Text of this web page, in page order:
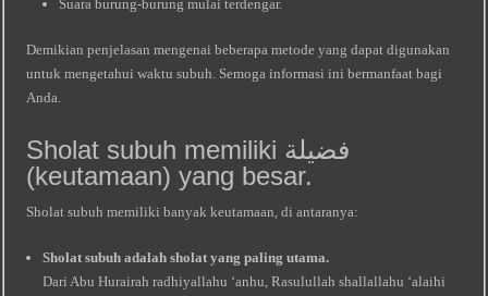
Suara burung-burung mulai terdengar.
Demikian penjelasan mengenai beberapa metode yang dapat digunakan
untuk mengetahui waktu subuh. Semoga informasi ini bermanfaat bagi
Anda.
Sholat subuh memiliki فضيلة
(keutamaan) yang besar.
Sholat subuh memiliki banyak keutamaan, di antaranya:
Sholat subuh adalah sholat yang paling utama.
Dari Abu Hurairah radhiyallahu ‘anhu, Rasulullah shallallahu ‘alaihi